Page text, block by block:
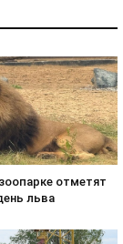
отметят
льва